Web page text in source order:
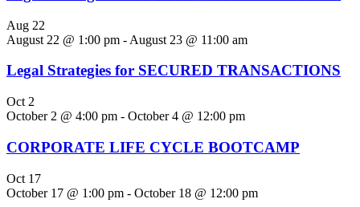
Aug 22
August 22 @ 1:00 pm - August 23 @ 11:00 am
Legal Strategies for SECURED TRANSACTIONS
Oct 2
October 2 @ 4:00 pm - October 4 @ 12:00 pm
CORPORATE LIFE CYCLE BOOTCAMP
Oct 17
October 17 @ 1:00 pm - October 18 @ 12:00 pm